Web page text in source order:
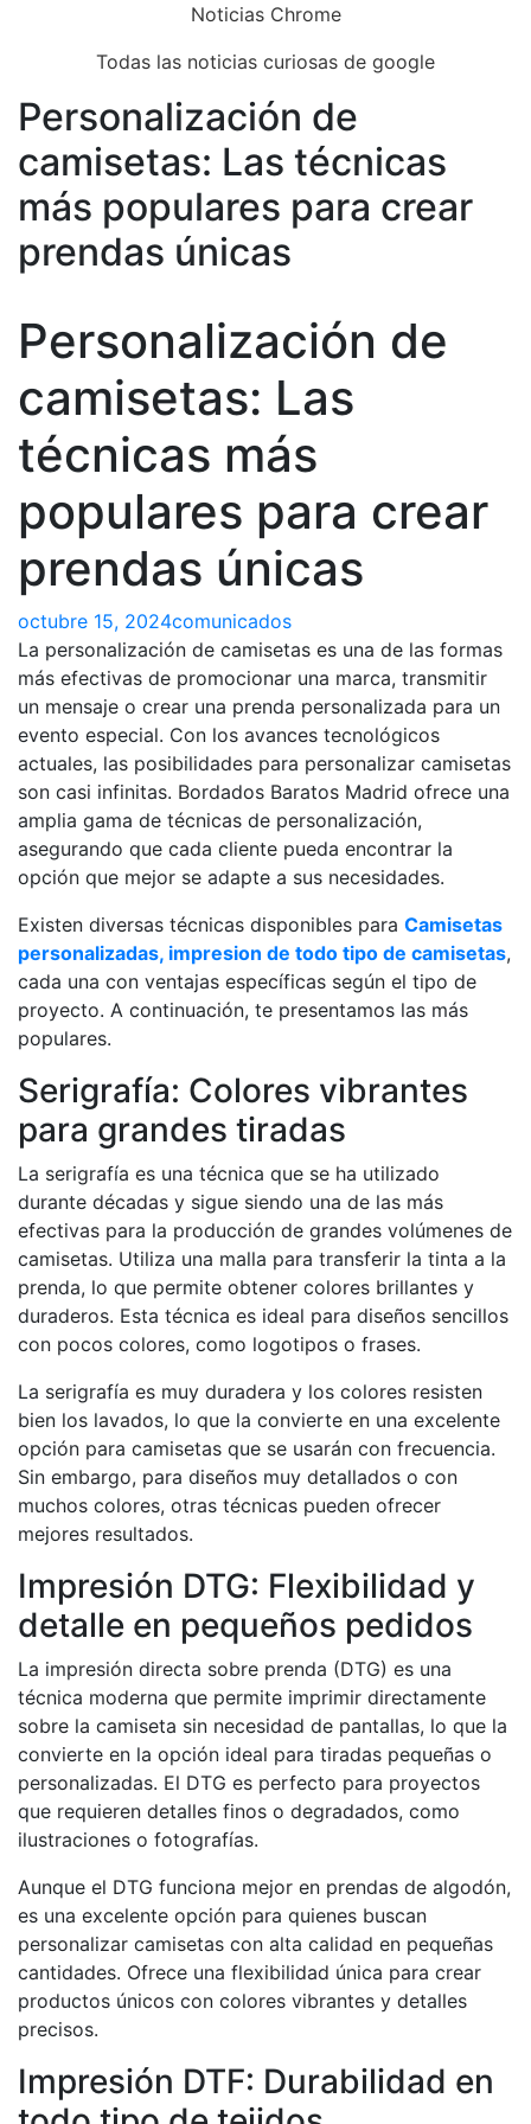
Noticias Chrome
Todas las noticias curiosas de google
Close
Menu
Personalización de
camisetas: Las técnicas
más populares para crear
prendas únicas
Personalización de
camisetas: Las
técnicas más
populares para crear
prendas únicas
octubre 15, 2024comunicados
La personalización de camisetas es una de las formas
más efectivas de promocionar una marca, transmitir
un mensaje o crear una prenda personalizada para un
evento especial. Con los avances tecnológicos
actuales, las posibilidades para personalizar camisetas
son casi infinitas. Bordados Baratos Madrid ofrece una
amplia gama de técnicas de personalización,
asegurando que cada cliente pueda encontrar la
opción que mejor se adapte a sus necesidades.
Existen diversas técnicas disponibles para Camisetas
personalizadas, impresion de todo tipo de camisetas,
cada una con ventajas específicas según el tipo de
proyecto. A continuación, te presentamos las más
populares.
Serigrafía: Colores vibrantes
para grandes tiradas
La serigrafía es una técnica que se ha utilizado
durante décadas y sigue siendo una de las más
efectivas para la producción de grandes volúmenes de
camisetas. Utiliza una malla para transferir la tinta a la
prenda, lo que permite obtener colores brillantes y
duraderos. Esta técnica es ideal para diseños sencillos
con pocos colores, como logotipos o frases.
La serigrafía es muy duradera y los colores resisten
bien los lavados, lo que la convierte en una excelente
opción para camisetas que se usarán con frecuencia.
Sin embargo, para diseños muy detallados o con
muchos colores, otras técnicas pueden ofrecer
mejores resultados.
Impresión DTG: Flexibilidad y
detalle en pequeños pedidos
La impresión directa sobre prenda (DTG) es una
técnica moderna que permite imprimir directamente
sobre la camiseta sin necesidad de pantallas, lo que la
convierte en la opción ideal para tiradas pequeñas o
personalizadas. El DTG es perfecto para proyectos
que requieren detalles finos o degradados, como
ilustraciones o fotografías.
Aunque el DTG funciona mejor en prendas de algodón,
es una excelente opción para quienes buscan
personalizar camisetas con alta calidad en pequeñas
cantidades. Ofrece una flexibilidad única para crear
productos únicos con colores vibrantes y detalles
precisos.
Impresión DTF: Durabilidad en